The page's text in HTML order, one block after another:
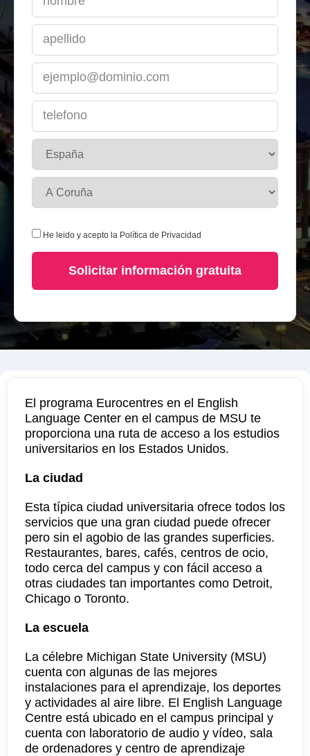
He leido y acepto la Política de Privacidad
Solicitar información gratuita
El programa Eurocentres en el English
Language Center en el campus de MSU te
proporciona una ruta de acceso a los estudios
universitarios en los Estados Unidos.
La ciudad
Esta típica ciudad universitaria ofrece todos los
servicios que una gran ciudad puede ofrecer
pero sin el agobio de las grandes superficies.
Restaurantes, bares, cafés, centros de ocio,
todo cerca del campus y con fácil acceso a
otras ciudades tan importantes como Detroit,
Chicago o Toronto.
La escuela
La célebre Michigan State University (MSU)
cuenta con algunas de las mejores
instalaciones para el aprendizaje, los deportes
y actividades al aire libre. El English Language
Centre está ubicado en el campus principal y
cuenta con laboratorio de audio y vídeo, sala
de ordenadores y centro de aprendizaje